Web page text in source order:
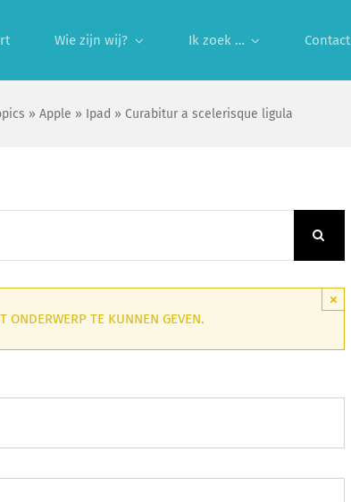
Wie zijn wij? Ik zoek … Contact
» Apple » Ipad » Curabitur a scelerisque ligula
×
ONDERWERP TE KUNNEN GEVEN.